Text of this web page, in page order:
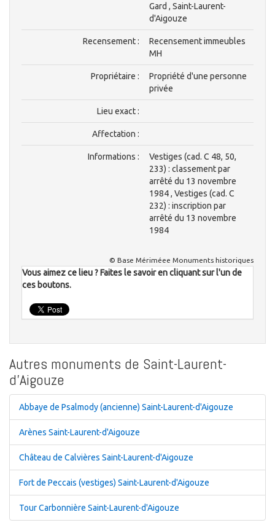
Gard , Saint-Laurent-
d'Aigouze
Recensement :
Recensement immeubles
MH
Propriétaire :
Propriété d'une personne
privée
Lieu exact :
Affectation :
Informations :
Vestiges (cad. C 48, 50,
233) : classement par
arrêté du 13 novembre
1984 , Vestiges (cad. C
232) : inscription par
arrêté du 13 novembre
1984
© Base Mériméee Monuments historiques
Vous aimez ce lieu ? Faites le savoir en cliquant sur l'un de
ces boutons.
Autres monuments de Saint-Laurent-
d'Aigouze
Abbaye de Psalmody (ancienne) Saint-Laurent-d'Aigouze
Arènes Saint-Laurent-d'Aigouze
Château de Calvières Saint-Laurent-d'Aigouze
Fort de Peccais (vestiges) Saint-Laurent-d'Aigouze
Tour Carbonnière Saint-Laurent-d'Aigouze